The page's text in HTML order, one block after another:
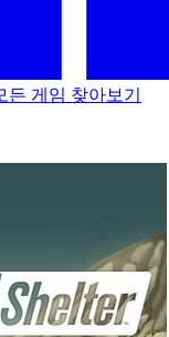
든 게임 찾아보기